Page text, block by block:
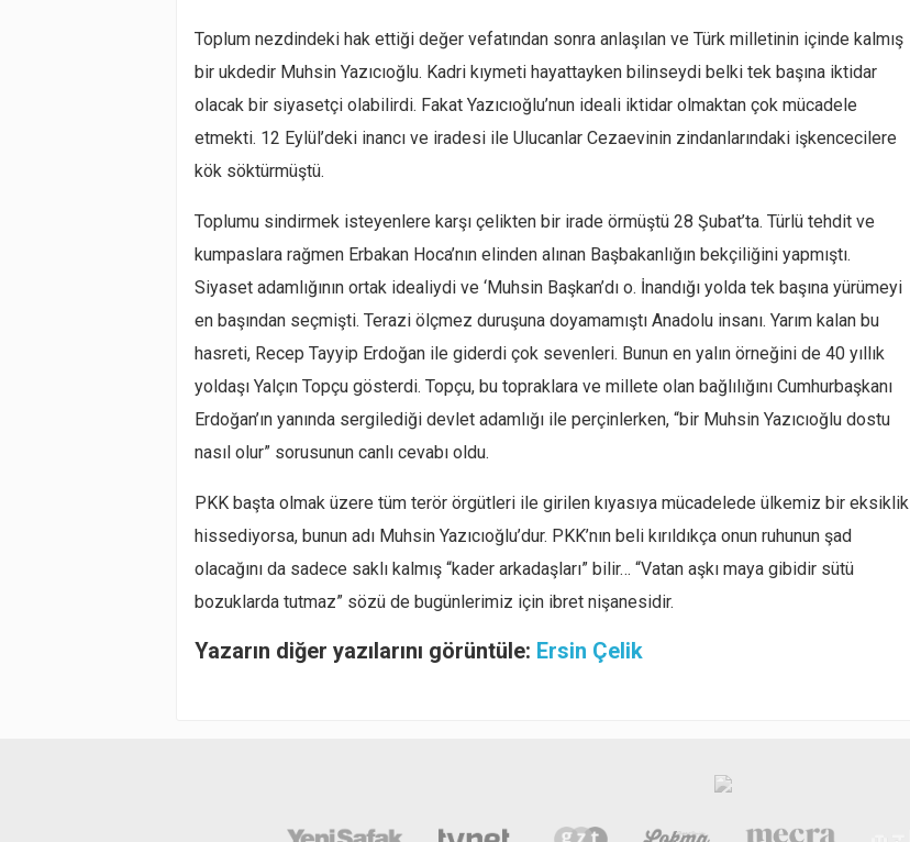
Toplum nezdindeki hak ettiği değer vefatından sonra anlaşılan ve Türk milletinin içinde kalmış
bir ukdedir Muhsin Yazıcıoğlu. Kadri kıymeti hayattayken bilinseydi belki tek başına iktidar
olacak bir siyasetçi olabilirdi. Fakat Yazıcıoğlu’nun ideali iktidar olmaktan çok mücadele
etmekti. 12 Eylül’deki inancı ve iradesi ile Ulucanlar Cezaevinin zindanlarındaki işkencecilere
kök söktürmüştü.
Toplumu sindirmek isteyenlere karşı çelikten bir irade örmüştü 28 Şubat’ta. Türlü tehdit ve
kumpaslara rağmen Erbakan Hoca’nın elinden alınan Başbakanlığın bekçiliğini yapmıştı.
Siyaset adamlığının ortak idealiydi ve ‘Muhsin Başkan’dı o. İnandığı yolda tek başına yürümeyi
en başından seçmişti. Terazi ölçmez duruşuna doyamamıştı Anadolu insanı. Yarım kalan bu
hasreti, Recep Tayyip Erdoğan ile giderdi çok sevenleri. Bunun en yalın örneğini de 40 yıllık
yoldaşı Yalçın Topçu gösterdi. Topçu, bu topraklara ve millete olan bağlılığını Cumhurbaşkanı
Erdoğan’ın yanında sergilediği devlet adamlığı ile perçinlerken, “bir Muhsin Yazıcıoğlu dostu
nasıl olur” sorusunun canlı cevabı oldu.
PKK başta olmak üzere tüm terör örgütleri ile girilen kıyasıya mücadelede ülkemiz bir eksiklik
hissediyorsa, bunun adı Muhsin Yazıcıoğlu’dur. PKK’nın beli kırıldıkça onun ruhunun şad
olacağını da sadece saklı kalmış “kader arkadaşları” bilir… “Vatan aşkı maya gibidir sütü
bozuklarda tutmaz” sözü de bugünlerimiz için ibret nişanesidir.
Yazarın diğer yazılarını görüntüle: Ersin Çelik